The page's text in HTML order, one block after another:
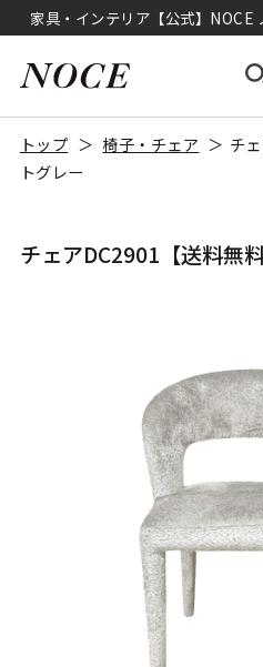
家具・インテリア【公式】NOCE
トップ 椅子・チェア
チ
トグレー
チェアDC2901【送料無